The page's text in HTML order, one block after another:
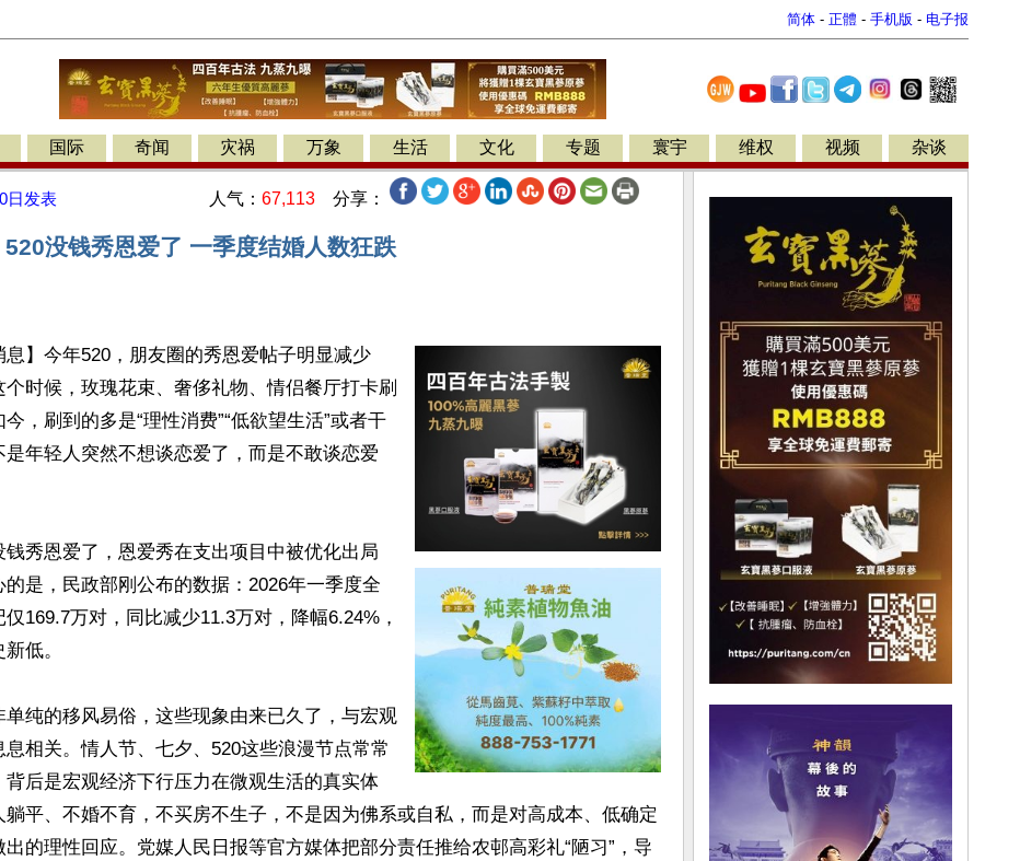
简体 - 正體 - 手机版 - 电子报
国际 奇闻 灾祸 万象 生活 文化 专题 寰宇 维权 视频 杂谈
日 发表 人气： 67,113 分享：
没钱秀恩爱了 一季度结婚人数狂跌
息】今年520，朋友圈的秀恩爱帖子明显减少
个时候，玫瑰花束、奢侈礼物、情侣餐厅打卡刷
今，刷到的多是“理性消费”“低欲望生活”或者干
是年轻人突然不想谈恋爱了，而是不敢谈恋爱
钱秀恩爱了，恩爱秀在支出项目中被优化出局
的是，民政部刚公布的数据：2026年一季度全
仅169.7万对，同比减少11.3万对，降幅6.24%，
低。
单纯的移风易俗，这些现象由来已久了，与宏观
息相关。情人节、七夕、520这些浪漫节点常常
背后是宏观经济下行压力在微观生活的真实体
躺平、不婚不育，不买房不生子，不是因为佛系或自私，而是对高成本、低确定
出的理性回应。党媒人民日报等官方媒体把部分责任推给农邨高彩礼“陋习”，导